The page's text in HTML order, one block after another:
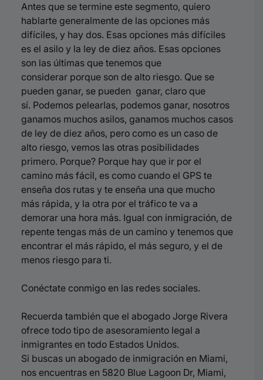
Antes que se termine este segmento, quiero
hablarte generalmente de las opciones más
difíciles, y hay dos. Esas opciones más difíciles
es el asilo y la ley de diez años. Esas opciones
son las últimas que tenemos que
considerar porque son de alto riesgo. Que se
pueden ganar, se pueden ganar, claro que
sí. Podemos pelearlas, podemos ganar, nosotros
ganamos muchos asilos, ganamos muchos casos
de ley de diez años, pero como es un caso de
alto riesgo, vemos las otras posibilidades
primero. Porque? Porque hay que ir por el
camino más fácil, es como cuando el GPS te
enseña dos rutas y te enseña una que mucho
más rápida, y la otra por el tráfico te va a
demorar una hora más. Igual con inmigración, de
repente tengas más de un camino y tenemos que
encontrar el más rápido, el más seguro, y el de
menos riesgo para ti.
Conéctate conmigo en las redes sociales.
Recuerda también que el abogado Jorge Rivera
ofrece todo tipo de asesoramiento legal a
inmigrantes en todo Estados Unidos.
Si buscas un abogado de inmigración en Miami,
nos encuentras en 5820 Blue Lagoon Dr, Miami,